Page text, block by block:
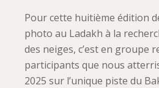
Pour cette huitième édition
photo au Ladakh à la
des neiges, c’est en groupe
participants que nous
2025 sur l’unique piste du